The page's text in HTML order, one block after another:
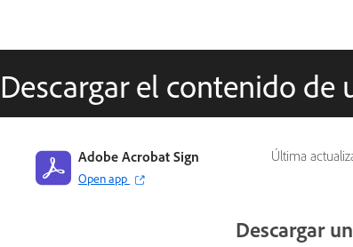
Descargar el contenido de
Última
Adobe Acrobat Sign
Open app
Descargar